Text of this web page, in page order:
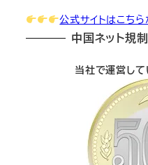
公式サイトはこちら
中国ネット規
当社で運営して